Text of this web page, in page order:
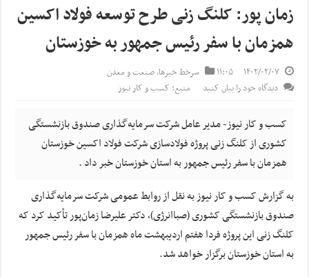
زمان پور: کلنگ زنی طرح توسعه فولاد اکسین
همزمان با سفر رئیس جمهور به خوزستان
۱۴۰۲/۰۲/۰۷ ۱۱:۰۵ سرخط خبرها,صنعت و معدن
دیدگاه خود را بیان کنید
منبع: کسب و کار نیوز
کسب و کار نیوز- مدیر عامل شرکت سرمایه‎‌‌‎‎‎‌گذاری صندوق بازنشستگی
کشوری از کلنگ زنی پروژه فولادسازی شرکت فولاد اکسین خوزستان
همزمان با سفر رئیس جمهور به استان خوزستان خبر داد .
به گزارش کسب و کار نیوز به نقل از روابط عمومی شرکت سرمایه‎‌‌‎‎‎‌گذاری
صندوق بازنشستگی کشوری (صباانرژی)، دکتر علیرضا زمان‌پور تأکید کرد که
کلنگ زنی این پروژه فردا هفتم اردیبهشت ماه همزمان با سفر رئیس جمهور
به استان خوزستان برگزار خواهد شد.